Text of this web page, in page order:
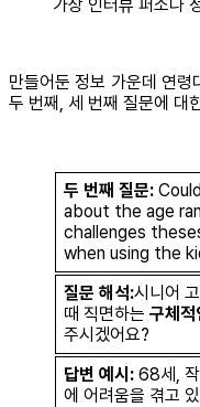
가상 인터뷰 퍼소나
만들어둔 정보 가운데 연
두 번째, 세 번째 질문에 대
두 번째 질문:
about the age
challenges
when using the
질문 해석:시니어
때 직면하는 구체적
주시겠어요?
답변 예시:68세, 작
에 어려움을 겪고